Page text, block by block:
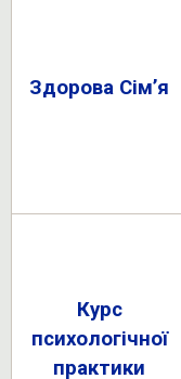
Здорова Сім’я
Курс
психологічної
практики